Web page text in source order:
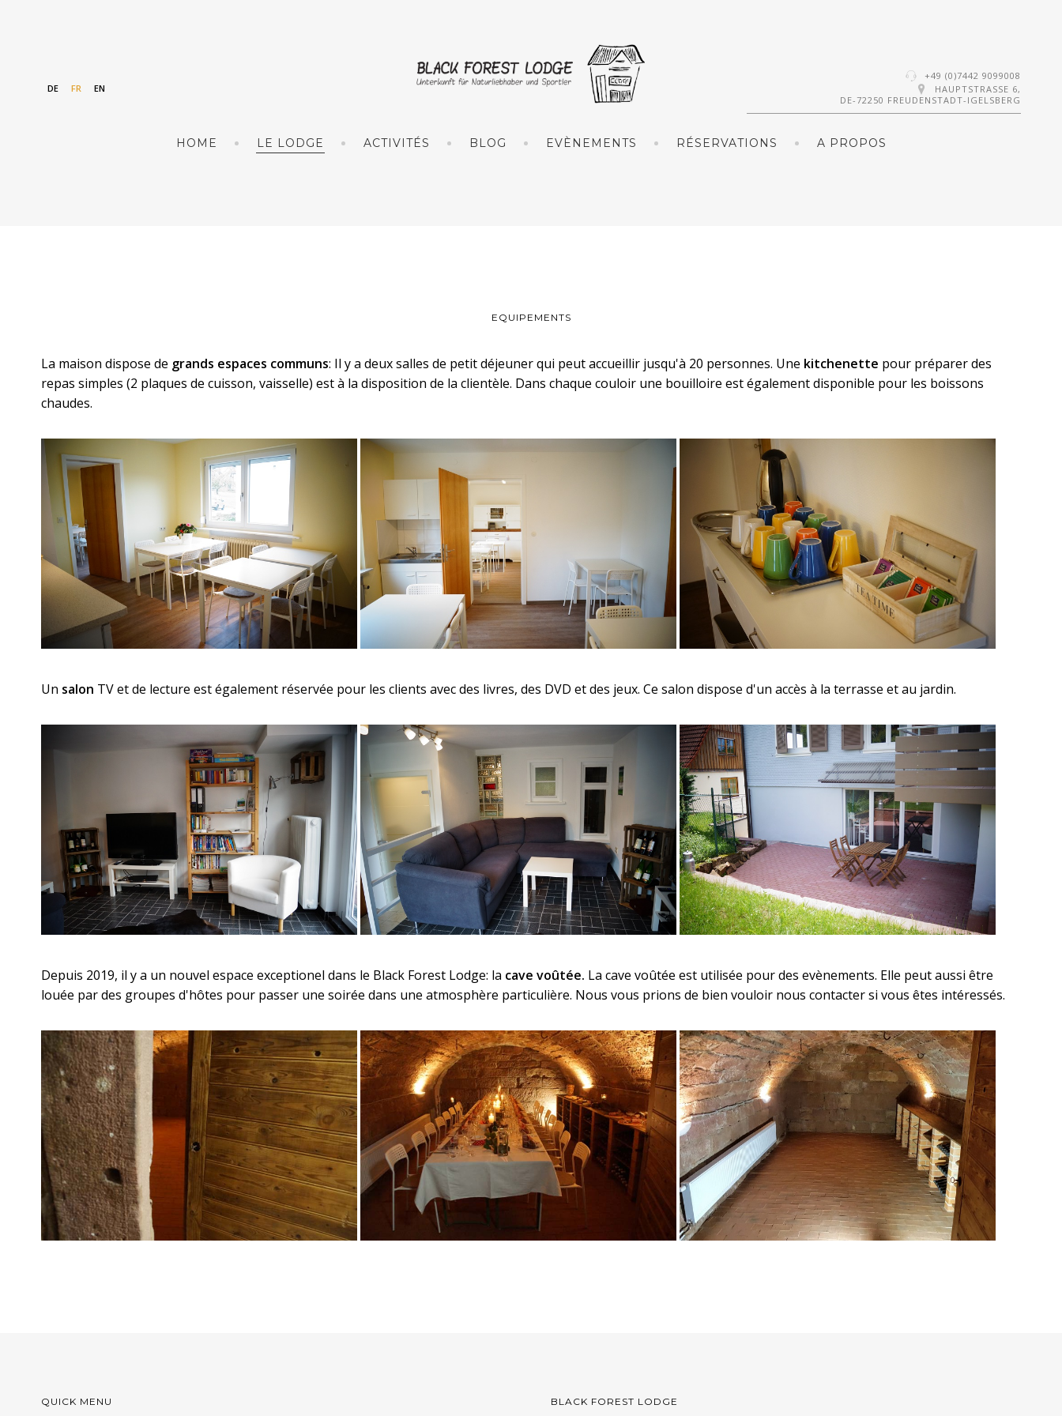
DE FR EN
+49 (0)7442 9099008
HAUPTSTRASSE 6,
DE-72250 FREUDENSTADT-IGELSBERG
HOME LE LODGE ACTIVITÉS BLOG EVÈNEMENTS RÉSERVATIONS A PROPOS
EQUIPEMENTS
La maison dispose de grands espaces communs: Il y a deux salles de petit déjeuner qui peut accueillir jusqu'à 20 personnes. Une kitchenette pour préparer des
repas simples (2 plaques de cuisson, vaisselle) est à la disposition de la clientèle. Dans chaque couloir une bouilloire est également disponible pour les boissons
chaudes.
Un salon TV et de lecture est également réservée pour les clients avec des livres, des DVD et des jeux. Ce salon dispose d'un accès à la terrasse et au jardin.
Depuis 2019, il y a un nouvel espace exceptionel dans le Black Forest Lodge: la cave voûtée. La cave voûtée est utilisée pour des evènements. Elle peut aussi être
louée par des groupes d'hôtes pour passer une soirée dans une atmosphère particulière. Nous vous prions de bien vouloir nous contacter si vous êtes intéressés.
QUICK MENU BLACK FOREST LODGE